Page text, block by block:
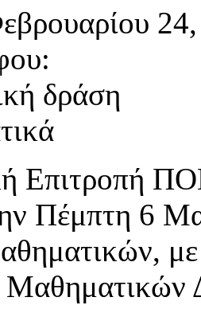
Επιτροπή
Πέμπτη 6